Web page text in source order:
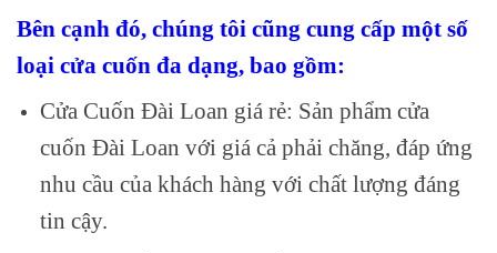
Bên cạnh đó, chúng tôi cũng cung cấp một số
loại cửa cuốn đa dạng, bao gồm:
Cửa Cuốn Đài Loan giá rẻ: Sản phẩm cửa
cuốn Đài Loan với giá cả phải chăng, đáp ứng
nhu cầu của khách hàng với chất lượng đáng
tin cậy.